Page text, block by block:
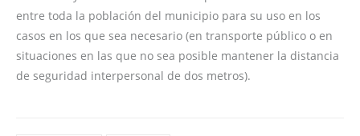
entre toda la población del municipio para su uso en los
casos en los que sea necesario (en transporte público o en
situaciones en las que no sea posible mantener la distancia
de seguridad interpersonal de dos metros).